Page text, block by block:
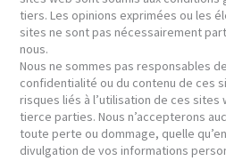
tiers. Les opinions exprimées ou les
sites ne sont pas nécessairement
nous.
Nous ne sommes pas responsables
confidentialité ou du contenu de ces
risques liés à l’utilisation de ces
tierce parties. Nous n’accepterons
toute perte ou dommage, quelle
divulgation de vos informations